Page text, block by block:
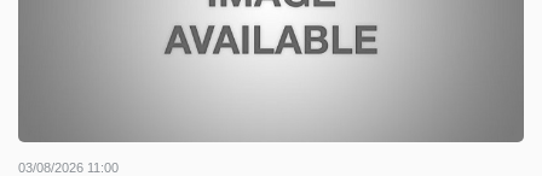
03/08/2026 11:00
TRUY